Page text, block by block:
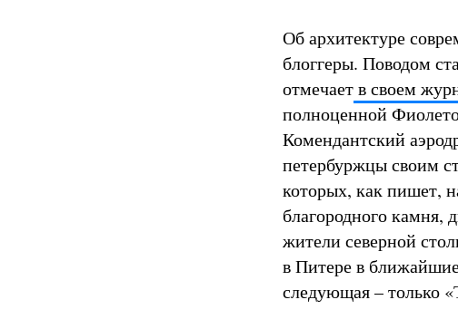
Об архитектуре
блоггеры. Поводом
отмечаетв своем
полноценной
Комендантский
петербуржцы своим
которых, как пишет,
благородного камня,
жители северной
в Питере в
следующая – только